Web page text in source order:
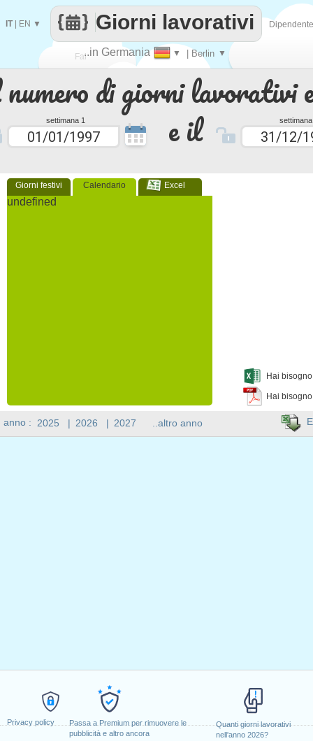
Privacy policy
Passa a Premium per rimuovere le
pubblicità e altro ancora
Quanti giorni lavorativi
nell'anno 2026?
di giorni lavorativi
settimana 1 e il
Giorni festivi Calendario Excel
undefined
Hai
Hai
Fai
contare
..in Germania ▼ | Berlin ▼
Giorni lavorativi
IT| EN ▼
anno : 2025 | 2026 | 2027 ..altro anno